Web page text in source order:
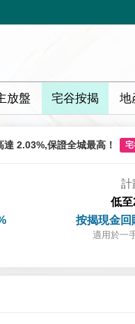
放盤 宅谷按揭 地
2.03%,保證全城最高！
計
低
按揭現金回
適用於一